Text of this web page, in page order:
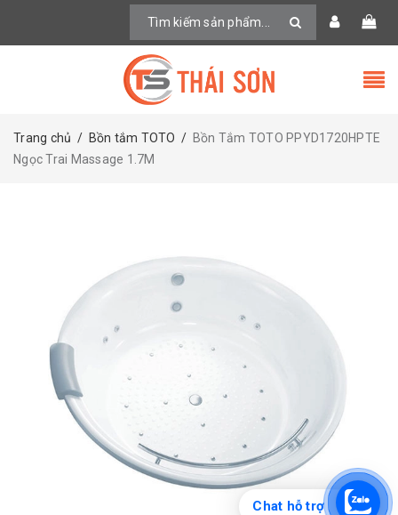
Trang chủ / Bồn tắm TOTO / Bồn Tắm TOTO PPYD1720HPTE
Ngọc Trai Massage 1.7M
Chat hỗ trợ